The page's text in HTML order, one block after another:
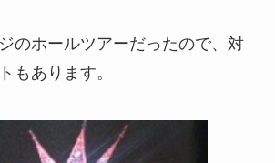
のホールツアーだったので、対
もあります。